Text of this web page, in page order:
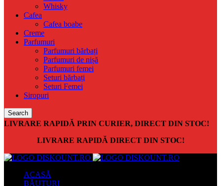
Whisky
Cafea
Cafea boabe
Creme
Parfumuri
Parfumuri bărbați
Parfumuri de nișă
Parfumuri femei
Seturi bărbați
Seturi Femei
Siropuri
Search
LIVRARE RAPIDĂ PRIN CURIER, DIRECT DIN STOC!
LIVRARE RAPIDĂ DIRECT DIN STOC!
ACASĂ
BĂUTURI